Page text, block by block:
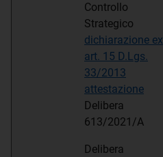
Controllo
Strategico
dichiarazione ex
art. 15 D.Lgs.
33/2013
attestazione
Delibera
613/2021/A
Delibera